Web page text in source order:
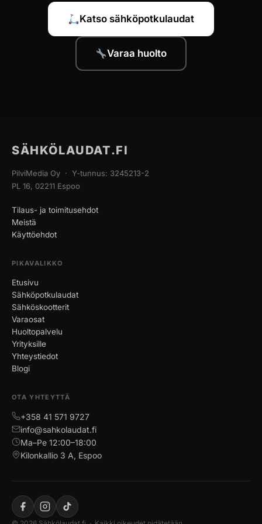
Katso sähköpotkulaudat
Varaa huolto
SÄHKÖLAUDAT.FI
PilviMedia Oy · Y-tunnus: 3245213-2
PL 16, 02211 Espoo
Tilaus- ja toimitusehdot
Meistä
Käyttöehdot
PIKAVALIKKO
Etusivu
Sähköpotkulaudat
Sähköskootterit
Varaosat
Huoltopalvelu
Yrityksille
Yhteystiedot
Blogi
OTA YHTEYTTÄ
+358 41 571 9727
info@sahkolaudat.fi
Ma–Pe 12:00–18:00
Kilonkallio 3 A, Espoo